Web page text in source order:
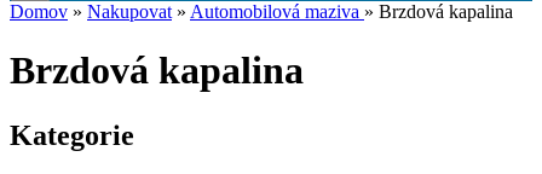
Domov » Nakupovat » Automobilová maziva » Brzdová kapalina
Brzdová kapalina
Kategorie